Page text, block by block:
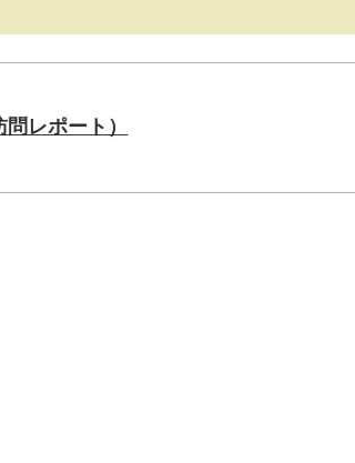
レポート）